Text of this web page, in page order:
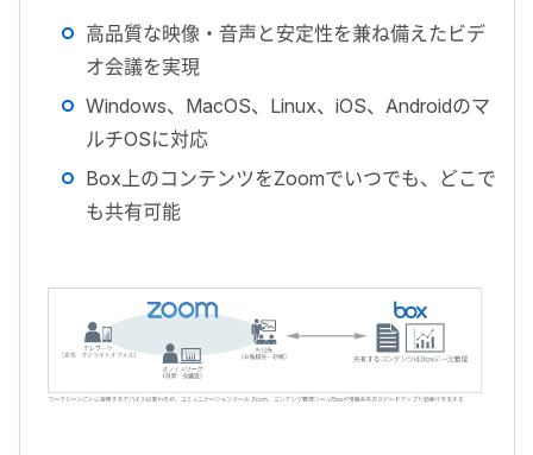
高品質な映像・音声と安定性を兼ね備えたビデ
オ会議を実現
Windows、MacOS、Linux、iOS、Androidのマ
ルチOSに対応
Box上のコンテンツをZoomでいつでも、どこで
も共有可能